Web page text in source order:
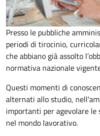
Presso le pubbliche
periodi di tirocinio,
che abbiano già assolto
normativa nazionale
Questi momenti di
alternati allo studio,
importanti per agevolare le
nel mondo lavorativo.